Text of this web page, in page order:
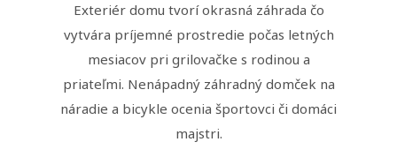
Exteriér domu tvorí okrasná záhrada čo
vytvára príjemné prostredie počas letných
mesiacov pri grilovačke s rodinou a
priateľmi. Nenápadný záhradný domček na
náradie a bicykle ocenia športovci či domáci
majstri.